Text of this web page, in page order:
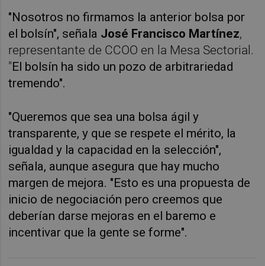
"Nosotros no firmamos la anterior bolsa por
el bolsín", señala José Francisco Martínez,
representante de CCOO en la Mesa Sectorial.
"El bolsín ha sido un pozo de arbitrariedad
tremendo".
"Queremos que sea una bolsa ágil y
transparente, y que se respete el mérito, la
igualdad y la capacidad en la selección",
señala, aunque asegura que hay mucho
margen de mejora. "Esto es una propuesta de
inicio de negociación pero creemos que
deberían darse mejoras en el baremo e
incentivar que la gente se forme".